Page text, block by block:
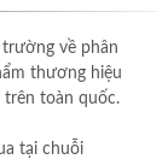
về phân
thương hiệu
trên toàn quốc.
tại chuỗi